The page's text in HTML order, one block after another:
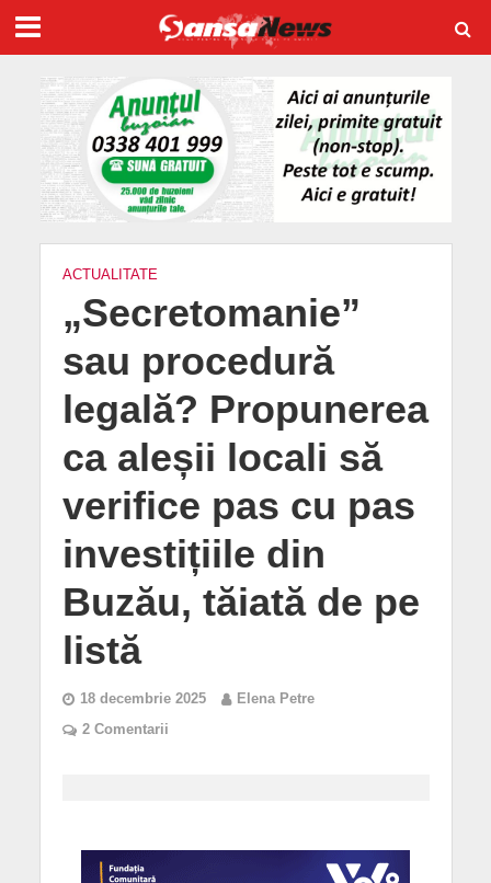
ACTUALITATE
„Secretomanie”
sau procedură
legală? Propunerea
ca aleșii locali să
verifice pas cu pas
investițiile din
Buzău, tăiată de pe
listă
18 decembrie 2025
Elena Petre
2 Comentarii